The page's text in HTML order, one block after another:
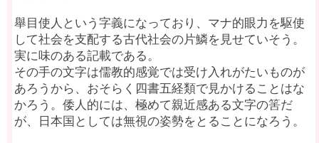
舉目使人という字義になっており、マナ的眼力を駆使
して社会を支配する古代社会の片鱗を見せていそう。
実に味のある記載である。
その手の文字は儒教的感覚では受け入れがたいものが
あろうから、おそらく四書五経類で見かけることはな
かろう。倭人的には、極めて親近感ある文字の筈だ
が、日本国としては無視の姿勢をとることになろう。